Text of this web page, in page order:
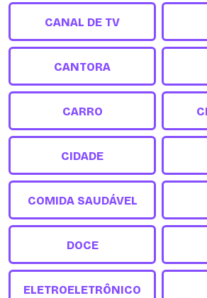
CANAL DE TV
CANTORA
CARRO
CIDADE
COMIDA SAUDÁVEL
DOCE
ELETROELETRÔNICO